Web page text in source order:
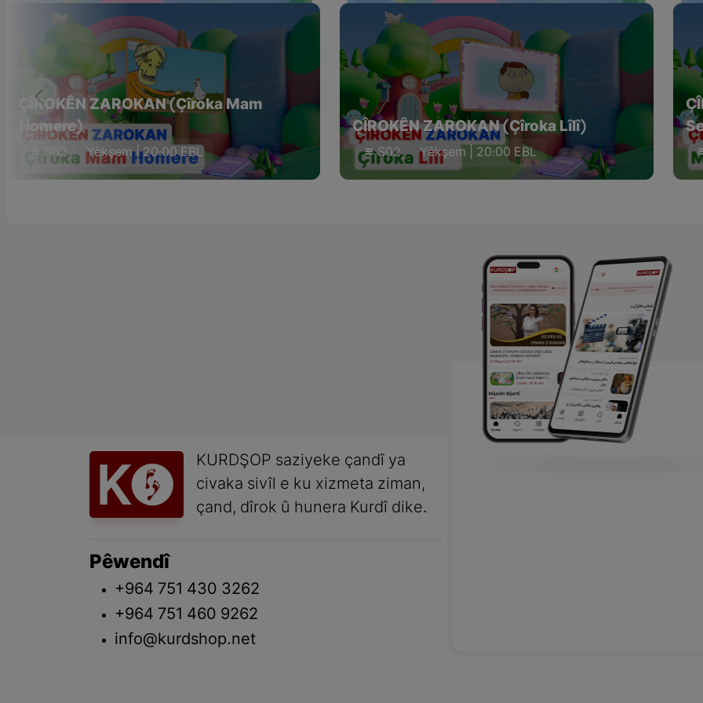
ÇÎROKÊN ZAROKAN (Çîroka Mam
Homere)
S02 Yêkşem | 20:00 EBL
ÇÎROKÊN ZAROKAN (Çîroka Lîlî)
S02 Yêkşem | 20:00 EBL
KURDŞOP saziyeke çandî ya
civaka sivîl e ku xizmeta ziman,
çand, dîrok û hunera Kurdî dike.
Pêwendî
+964 751 430 3262
+964 751 460 9262
info@kurdshop.net